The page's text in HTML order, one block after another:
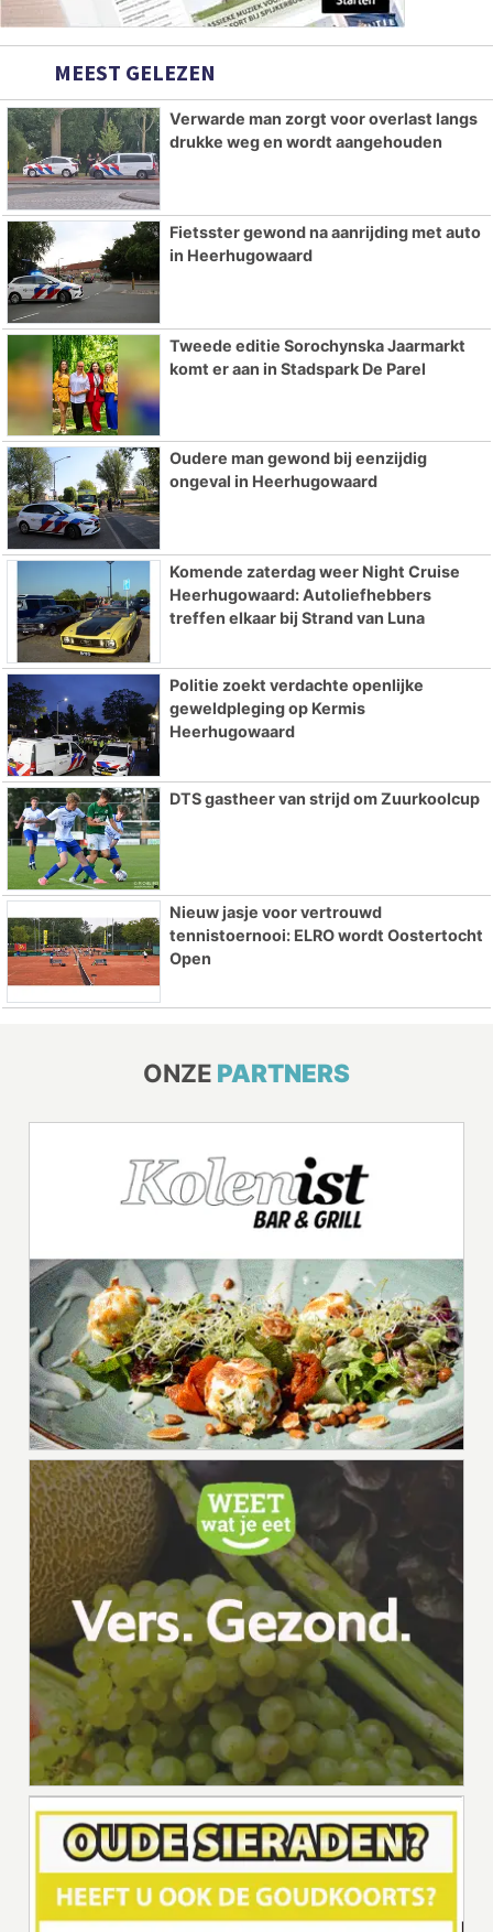
MEEST GELEZEN
Verwarde man zorgt voor overlast langs
drukke weg en wordt aangehouden
Fietsster gewond na aanrijding met auto
in Heerhugowaard
Tweede editie Sorochynska Jaarmarkt
komt er aan in Stadspark De Parel
Oudere man gewond bij eenzijdig
ongeval in Heerhugowaard
Komende zaterdag weer Night Cruise
Heerhugowaard: Autoliefhebbers
treffen elkaar bij Strand van Luna
Politie zoekt verdachte openlijke
geweldpleging op Kermis
Heerhugowaard
DTS gastheer van strijd om Zuurkoolcup
Nieuw jasje voor vertrouwd
tennistoernooi: ELRO wordt Oostertocht
Open
ONZE PARTNERS